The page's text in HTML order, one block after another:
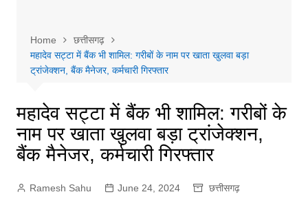
Home
छत्तीसगढ़
महादेव सट्टा में बैंक भी शामिल: गरीबों के नाम पर खाता खुलवा बड़ा
ट्रांजेक्शन, बैंक मैनेजर, कर्मचारी गिरफ्तार
महादेव सट्टा में बैंक भी शामिल: गरीबों के
नाम पर खाता खुलवा बड़ा ट्रांजेक्शन,
बैंक मैनेजर, कर्मचारी गिरफ्तार
Ramesh Sahu June 24, 2024 छत्तीसगढ़